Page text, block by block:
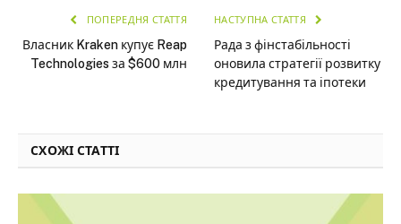
ПОПЕРЕДНЯ СТАТТЯ
Власник Kraken купує Reap
Technologies за $600 млн
НАСТУПНА СТАТТЯ
Рада з фінстабільності
оновила стратегії розвитку
кредитування та іпотеки
СХОЖІ СТАТТІ